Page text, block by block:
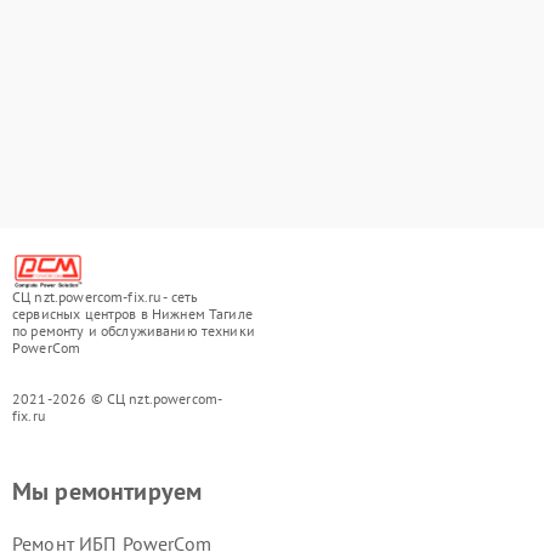
СЦ nzt.powercom-fix.ru - сеть
сервисных центров в Нижнем Тагиле
по ремонту и обслуживанию техники
PowerCom
2021-2026 © СЦ nzt.powercom-
fix.ru
Мы ремонтируем
Ремонт ИБП PowerCom